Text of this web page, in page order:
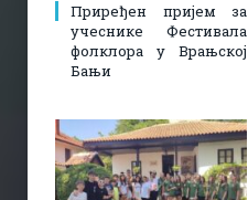
Приређен пријем за
учеснике Фестивала
фолклора у Врањској
Бањи